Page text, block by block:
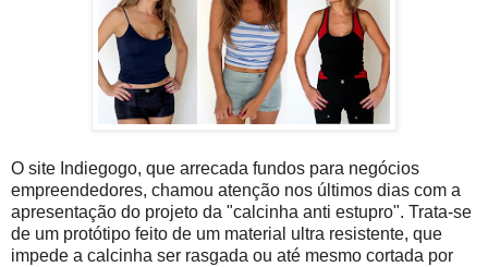
O site Indiegogo, que arrecada fundos para negócios
empreendedores, chamou atenção nos últimos dias com a
apresentação do projeto da "calcinha anti estupro". Trata-se
de um protótipo feito de um material ultra resistente, que
impede a calcinha ser rasgada ou até mesmo cortada por